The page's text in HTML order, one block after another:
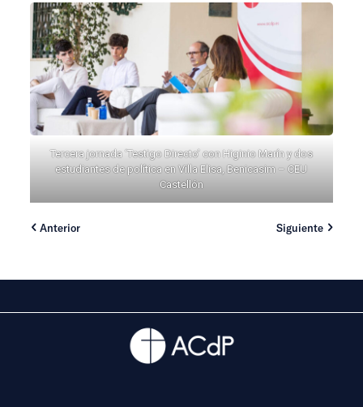
Tercera jornada ‘Testigo Directo’ con Higinio Marín y dos
estudiantes de política en Villa Elisa, Benicasim – CEU
Castellón
Anterior Siguiente